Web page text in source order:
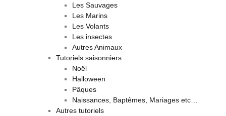
Les Sauvages
Les Marins
Les Volants
Les insectes
Autres Animaux
Tutoriels saisonniers
Noël
Halloween
Pâques
Naissances, Baptêmes, Mariages etc…
Autres tutoriels